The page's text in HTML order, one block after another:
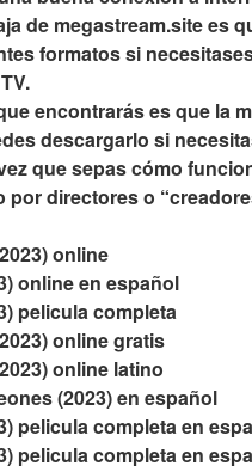
de megastream.site es
formatos si
encontrarás es que la
descargarlo si
que sepas cómo
directores o
online
online en español
pelicula completa
online gratis
online latino
(2023) en español
pelicula completa en
pelicula completa en